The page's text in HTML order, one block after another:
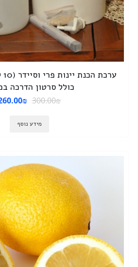
כולל סרטון הדרכה
300.00₪
₪
מידע נוסף